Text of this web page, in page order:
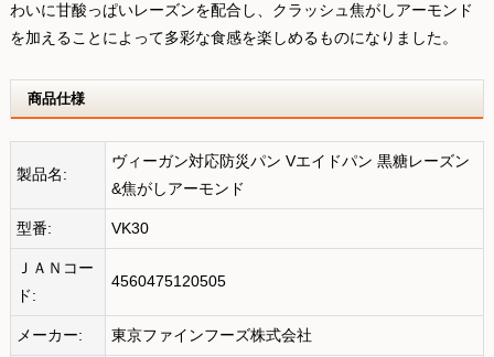
わいに甘酸っぱいレーズンを配合し、クラッシュ焦がしアーモンド
を加えることによって多彩な食感を楽しめるものになりました。
商品仕様
製品名:
ヴィーガン対応防災パン Vエイドパン 黒糖レーズン
&焦がしアーモンド
型番: VK30
ＪＡＮコー
ド:
4560475120505
メーカー: 東京ファインフーズ株式会社